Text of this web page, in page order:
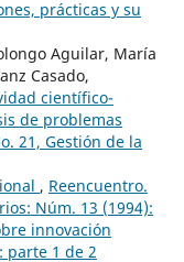
prácticas y su
Aguilar, María
Casado,
científico-
de problemas
21, Gestión de la
, Reencuentro.
Núm. 13 (1994):
innovación
parte 1 de 2